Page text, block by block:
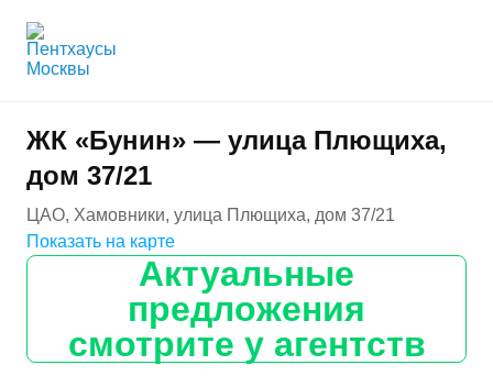
ЖК «Бунин» — улица Плющиха,
дом 37/21
ЦАО, Хамовники, улица Плющиха, дом 37/21
Показать на карте
Актуальные
предложения
смотрите у агентств